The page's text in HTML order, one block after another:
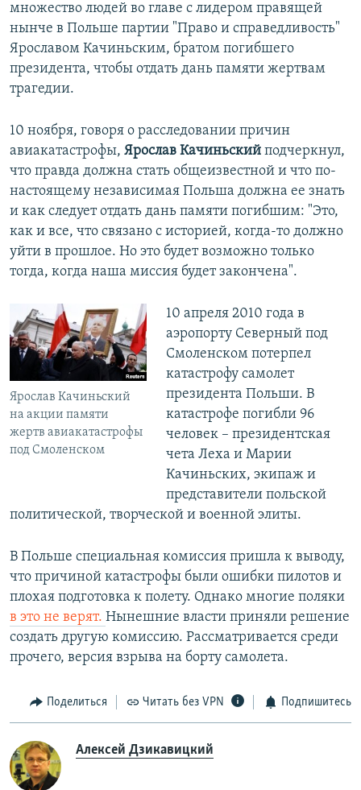
множество людей во главе с лидером правящей
нынче в Польше партии "Право и справедливость"
Ярославом Качиньским, братом погибшего
президента, чтобы отдать дань памяти жертвам
трагедии.
10 ноября, говоря о расследовании причин
авиакатастрофы, Ярослав Качиньский подчеркнул,
что правда должна стать общеизвестной и что по-
настоящему независимая Польша должна ее знать
и как следует отдать дань памяти погибшим: "Это,
как и все, что связано с историей, когда-то должно
уйти в прошлое. Но это будет возможно только
тогда, когда наша миссия будет закончена".
Ярослав Качиньский
на акции памяти
жертв авиакатастрофы
под Смоленском
10 апреля 2010 года в
аэропорту Северный под
Смоленском потерпел
катастрофу самолет
президента Польши. В
катастрофе погибли 96
человек – президентская
чета Леха и Марии
Качиньских, экипаж и
представители польской
политической, творческой и военной элиты.
В Польше специальная комиссия пришла к выводу,
что причиной катастрофы были ошибки пилотов и
плохая подготовка к полету. Однако многие поляки
в это не верят. Нынешние власти приняли решение
создать другую комиссию. Рассматривается среди
прочего, версия взрыва на борту самолета.
Поделиться Читать без VPN Подпишитесь
Алексей Дзикавицкий